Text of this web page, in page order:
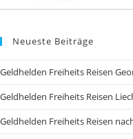
Neueste Beiträge
Geldhelden Freiheits Reisen
Geldhelden Freiheits Reisen
Geldhelden Freiheits Reisen